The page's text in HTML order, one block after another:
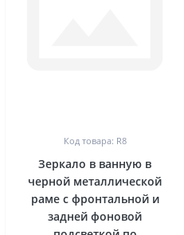
Код товара: R8
Зеркало в ванную в
черной металлической
раме с фронтальной и
задней фоновой